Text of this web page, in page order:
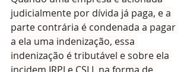
judicialmente por dívida já paga, e a
parte contrária é condenada a pagar
a ela uma indenização, essa
indenização é tributável e sobre ela